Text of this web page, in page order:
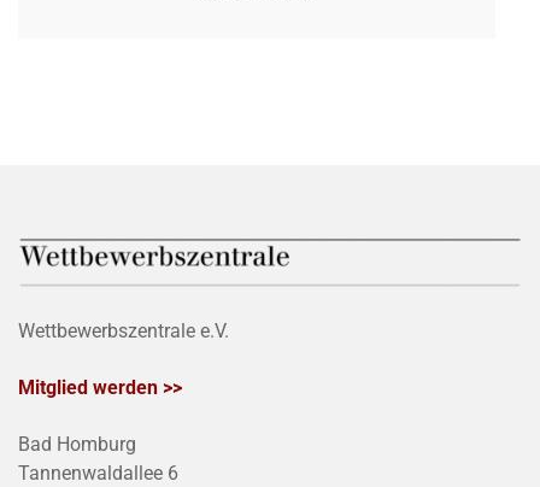
Wettbewerbszentrale e.V.
Mitglied werden >>
Bad Homburg
Tannenwaldallee 6